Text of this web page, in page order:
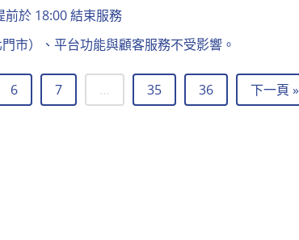
於 18:00 結束服務
市）、平台功能與顧客服務不受影響。
6 7 … 35 36 下一頁 »